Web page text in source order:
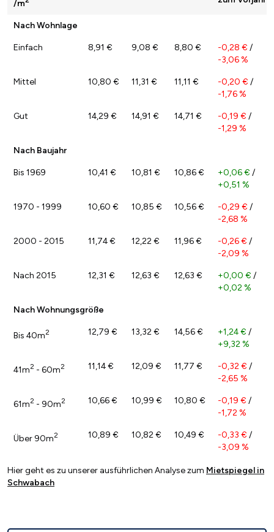
/m
Nach Wohnlage
Einfach 8,91 € 9,08 € 8,80 € -0,28 € /
-3,06 %
Mittel 10,80 € 11,31 € 11,11 € -0,20 € /
-1,76 %
Gut 14,29 € 14,91 € 14,71 € -0,19 € /
-1,29 %
Nach Baujahr
Bis 1969 10,41 € 10,81 € 10,86 € +0,06 € /
+0,51 %
1970 - 1999 10,60 € 10,85 € 10,56 € -0,29 € /
-2,68 %
2000 - 2015 11,74 € 12,22 € 11,96 € -0,26 € /
-2,09 %
Nach 2015 12,31 € 12,63 € 12,63 € +0,00 € /
+0,02 %
Nach Wohnungsgröße
Bis 40m2 12,79 € 13,32 € 14,56 € +1,24 € /
+9,32 %
41m2 - 60m2 11,14 € 12,09 € 11,77 € -0,32 € /
-2,65 %
61m2 - 90m2 10,66 € 10,99 € 10,80 € -0,19 € /
-1,72 %
Über 90m2 10,89 € 10,82 € 10,49 € -0,33 € /
-3,09 %
Hier geht es zu unserer ausführlichen Analyse zum Mietspiegel in
Schwabach